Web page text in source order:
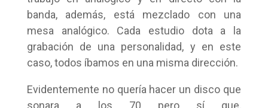
banda, además, está mezclado con una
mesa analógico. Cada estudio dota a la
grabación de una personalidad, y en este
caso, todos íbamos en una misma dirección.
Evidentemente no quería hacer un disco que
sonara a los 70 pero sí que,